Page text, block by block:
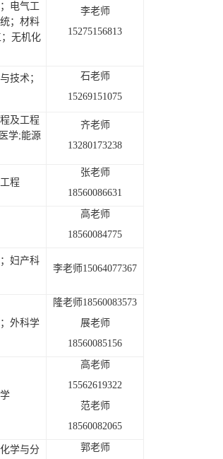
电气工
；材料
无机化
李老师
15275156813
技术；
石老师
15269151075
及工程
学;能源
齐老师
13280173238
程
张老师
18560086631
高老师
18560084775
妇产科
李老师15064077367
外科学
隆老师18560083573
展老师
18560085156
高老师
15562619322
范老师
18560082065
学与分
郭老师